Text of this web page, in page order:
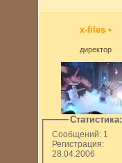
x-files •
директор
Статистика:
Сообщений: 1
Регистрация:
28.04.2006